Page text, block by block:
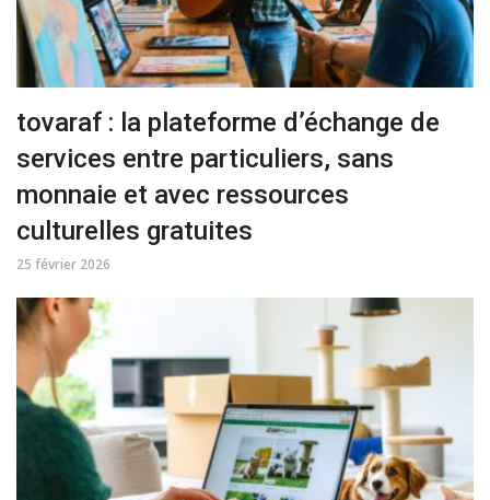
tovaraf : la plateforme d’échange de
services entre particuliers, sans
monnaie et avec ressources
culturelles gratuites
25 février 2026